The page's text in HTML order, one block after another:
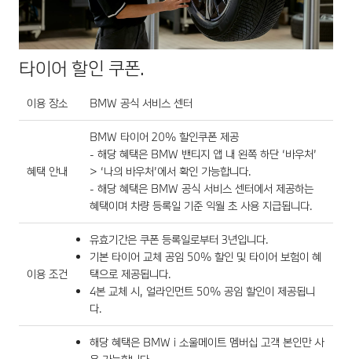
타이어 할인 쿠폰.
이용 장소 BMW 공식 서비스 센터
혜택 안내
BMW 타이어 20% 할인쿠폰 제공
- 해당 혜택은 BMW 밴티지 앱 내 왼쪽 하단 ‘바우처’
> ‘나의 바우처’에서 확인 가능합니다.
- 해당 혜택은 BMW 공식 서비스 센터에서 제공하는
혜택이며 차량 등록일 기준 익월 초 사용 지급됩니다.
이용 조건
유효기간은 쿠폰 등록일로부터 3년입니다.
기본 타이어 교체 공임 50% 할인 및 타이어 보험이 혜
택으로 제공됩니다.
4본 교체 시, 얼라인먼트 50% 공임 할인이 제공됩니
다.
해당 혜택은 BMW i 소울메이트 멤버십 고객 본인만 사